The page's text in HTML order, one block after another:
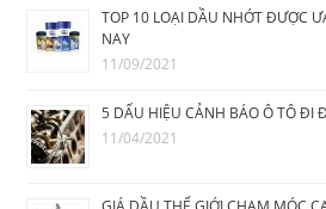
TOP 10 LOẠI DẦU NHỚT ĐƯỢC
NAY
11/09/2021
5 DẤU HIỆU CẢNH BÁO Ô TÔ ĐI
11/04/2021